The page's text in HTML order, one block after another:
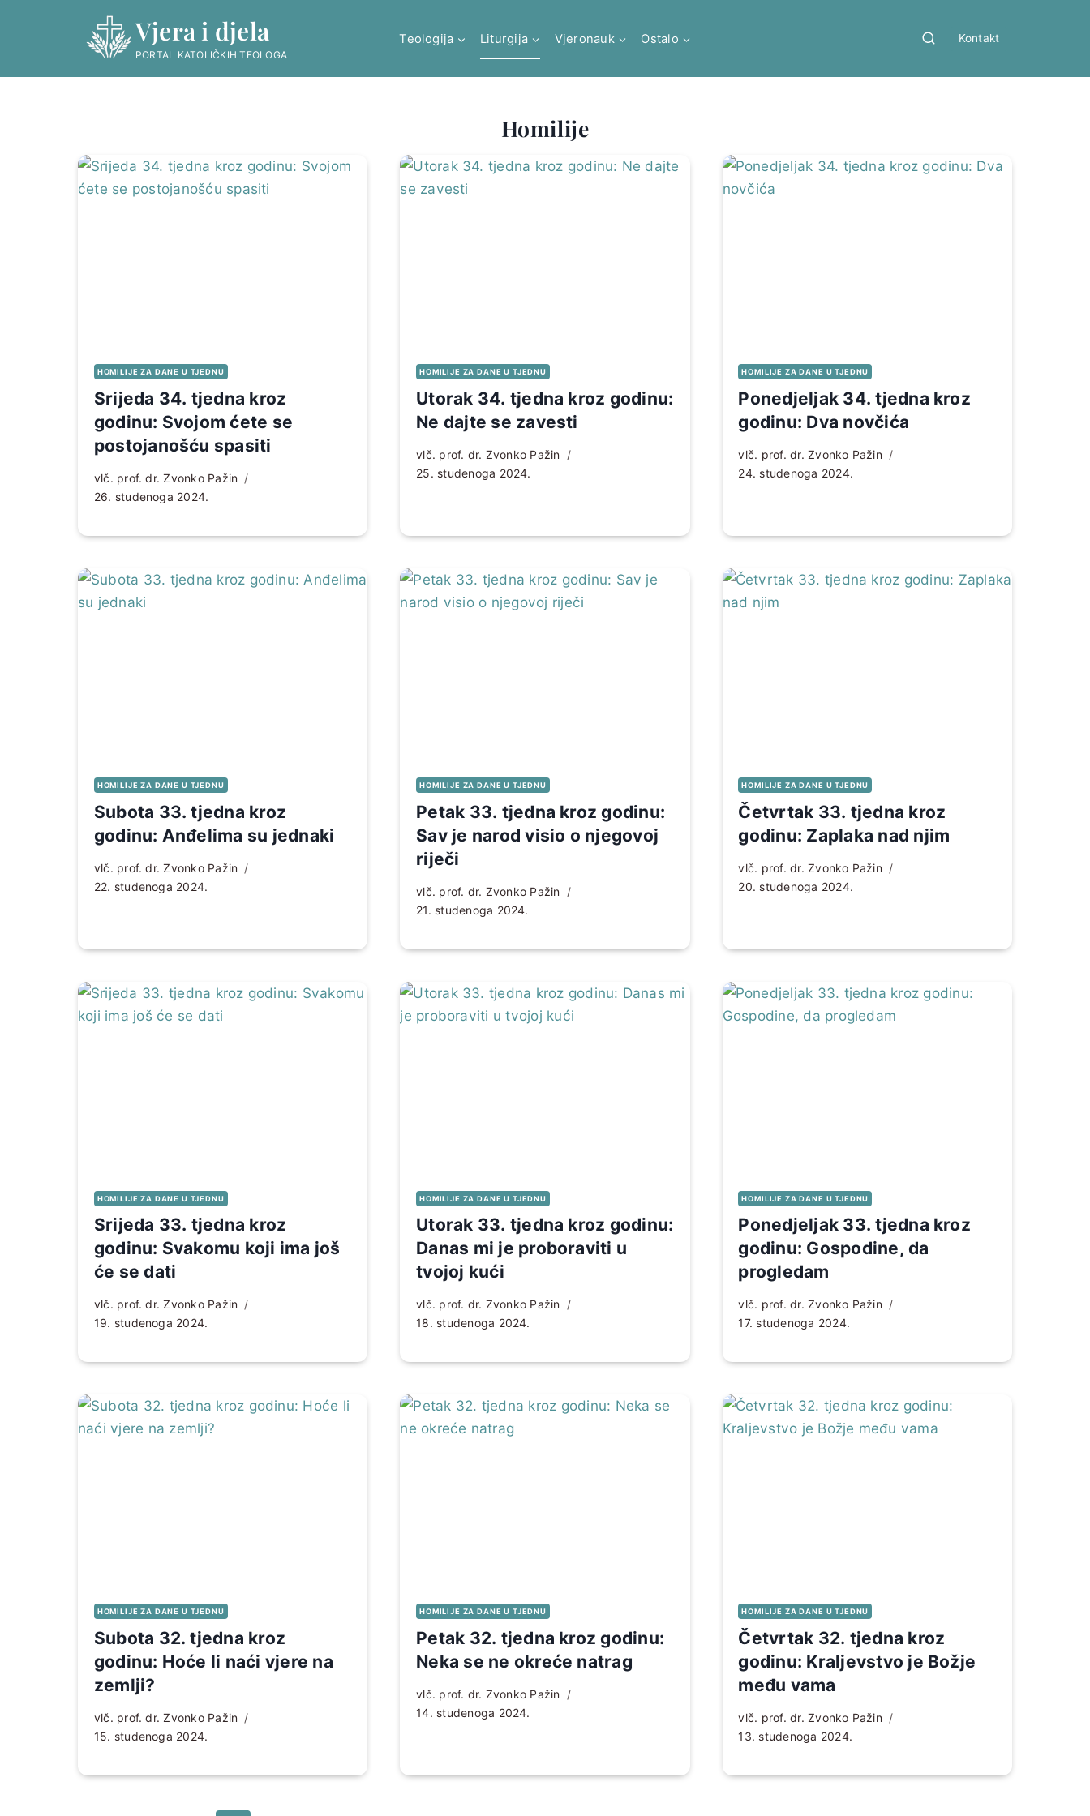
Vjera i djela
PORTAL KATOLIČKIH TEOLOGA
Teologija Liturgija Vjeronauk Ostalo Kontakt
Homilije
HOMILIJE ZA DANE U TJEDNU
Srijeda 34. tjedna kroz
godinu: Svojom ćete se
postojanošću spasiti
vlč. prof. dr. Zvonko Pažin
26. studenoga 2024.
HOMILIJE ZA DANE U TJEDNU
Utorak 34. tjedna kroz godinu:
Ne dajte se zavesti
vlč. prof. dr. Zvonko Pažin
25. studenoga 2024.
HOMILIJE ZA DANE U TJEDNU
Ponedjeljak 34. tjedna kroz
godinu: Dva novčića
vlč. prof. dr. Zvonko Pažin
24. studenoga 2024.
HOMILIJE ZA DANE U TJEDNU
Subota 33. tjedna kroz
godinu: Anđelima su jednaki
vlč. prof. dr. Zvonko Pažin
22. studenoga 2024.
HOMILIJE ZA DANE U TJEDNU
Petak 33. tjedna kroz godinu:
Sav je narod visio o njegovoj
riječi
vlč. prof. dr. Zvonko Pažin
21. studenoga 2024.
HOMILIJE ZA DANE U TJEDNU
Četvrtak 33. tjedna kroz
godinu: Zaplaka nad njim
vlč. prof. dr. Zvonko Pažin
20. studenoga 2024.
HOMILIJE ZA DANE U TJEDNU
Srijeda 33. tjedna kroz
godinu: Svakomu koji ima još
će se dati
vlč. prof. dr. Zvonko Pažin
19. studenoga 2024.
HOMILIJE ZA DANE U TJEDNU
Utorak 33. tjedna kroz godinu:
Danas mi je proboraviti u
tvojoj kući
vlč. prof. dr. Zvonko Pažin
18. studenoga 2024.
HOMILIJE ZA DANE U TJEDNU
Ponedjeljak 33. tjedna kroz
godinu: Gospodine, da
progledam
vlč. prof. dr. Zvonko Pažin
17. studenoga 2024.
HOMILIJE ZA DANE U TJEDNU
Subota 32. tjedna kroz
godinu: Hoće li naći vjere na
zemlji?
vlč. prof. dr. Zvonko Pažin
15. studenoga 2024.
HOMILIJE ZA DANE U TJEDNU
Petak 32. tjedna kroz godinu:
Neka se ne okreće natrag
vlč. prof. dr. Zvonko Pažin
14. studenoga 2024.
HOMILIJE ZA DANE U TJEDNU
Četvrtak 32. tjedna kroz
godinu: Kraljevstvo je Božje
među vama
vlč. prof. dr. Zvonko Pažin
13. studenoga 2024.